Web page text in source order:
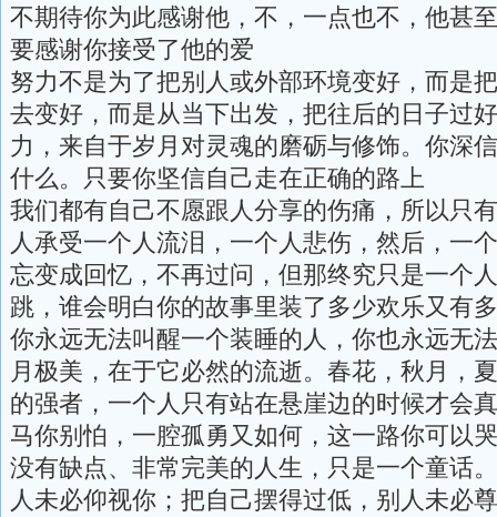
不期待你为此感谢他，不，一点也不，他甚
要感谢你接受了他的爱
努力不是为了把别人或外部环境变好，而是
去变好，而是从当下出发，把往后的日子过
力，来自于岁月对灵魂的磨砺与修饰。你深
什么。只要你坚信自己走在正确的路上
我们都有自己不愿跟人分享的伤痛，所以只
人承受一个人流泪，一个人悲伤，然后，一
忘变成回忆，不再过问，但那终究只是一个
跳，谁会明白你的故事里装了多少欢乐又有
你永远无法叫醒一个装睡的人，你也永远无
月极美，在于它必然的流逝。春花，秋月，
的强者，一个人只有站在悬崖边的时候才会
马你别怕，一腔孤勇又如何，这一路你可以
没有缺点、非常完美的人生，只是一个童话
人未必仰视你；把自己摆得过低，别人未必